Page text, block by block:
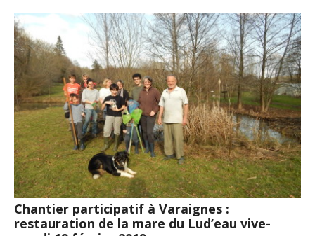
Chantier participatif à Varaignes :
restauration de la mare du Lud’eau vive-